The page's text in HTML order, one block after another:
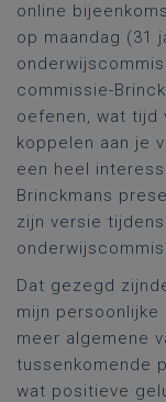
online
op maandag (31
commissie-
oefenen, wat tijd
koppelen aan je
een heel
Brinckmans
zijn versie
Dat gezegd
mijn
meer algemene
tussenkomende
wat positieve